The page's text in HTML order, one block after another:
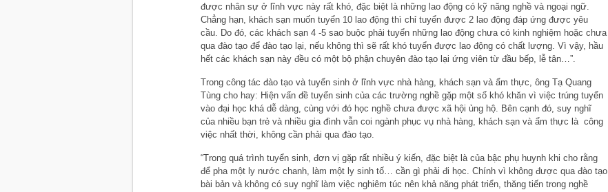
được nhân sự ở lĩnh vực này rất khó, đặc biệt là những lao động có kỹ năng nghề và ngoại ngữ.
Chẳng hạn, khách sạn muốn tuyển 10 lao động thì chỉ tuyển được 2 lao động đáp ứng được yêu
cầu. Do đó, các khách sạn 4 -5 sao buộc phải tuyển những lao động chưa có kinh nghiệm hoặc chưa
qua đào tạo để đào tạo lại, nếu không thì sẽ rất khó tuyển được lao động có chất lượng. Vì vậy, hầu
hết các khách sạn này đều có một bộ phận chuyên đào tạo lại ứng viên từ đầu bếp, lễ tân…”.
Trong công tác đào tạo và tuyển sinh ở lĩnh vực nhà hàng, khách sạn và ẩm thực, ông Tạ Quang
Tùng cho hay: Hiện vấn đề tuyển sinh của các trường nghề gặp một số khó khăn vì việc trúng tuyển
vào đại học khá dễ dàng, cùng với đó học nghề chưa được xã hội ủng hộ. Bên cạnh đó, suy nghĩ
của nhiều bạn trẻ và nhiều gia đình vẫn coi ngành phục vụ nhà hàng, khách sạn và ẩm thực là công
việc nhất thời, không cần phải qua đào tạo.
“Trong quá trình tuyển sinh, đơn vị gặp rất nhiều ý kiến, đặc biệt là của bậc phụ huynh khi cho rằng
để pha một ly nước chanh, làm một ly sinh tố… cần gì phải đi học. Chính vì không được qua đào tạo
bài bản và không có suy nghĩ làm việc nghiêm túc nên khả năng phát triển, thăng tiến trong nghề